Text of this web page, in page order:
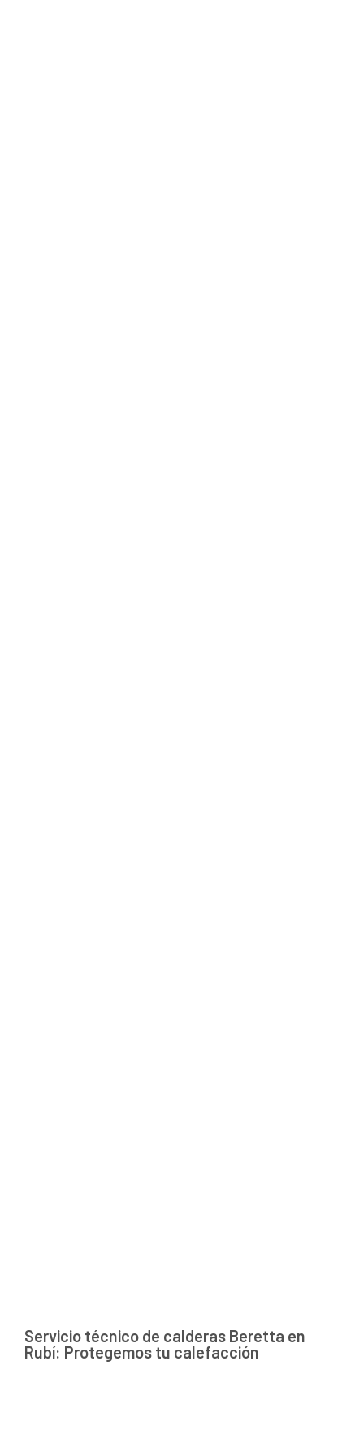
Servicio técnico de calderas Beretta en
Rubí: Protegemos tu calefacción